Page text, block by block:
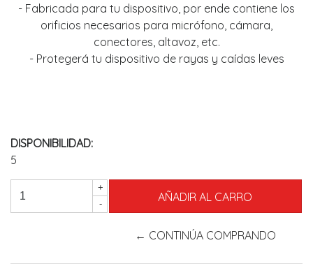
- Fabricada para tu dispositivo, por ende contiene los
orificios necesarios para micrófono, cámara,
conectores, altavoz, etc.
- Protegerá tu dispositivo de rayas y caídas leves
DISPONIBILIDAD:
5
+
-
← CONTINÚA COMPRANDO